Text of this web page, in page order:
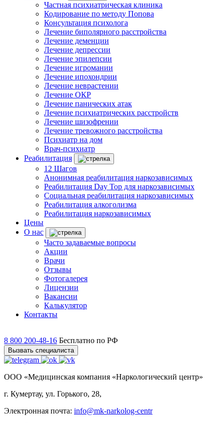
Частная психиатрическая клиника
Кодирование по методу Попова
Консультация психолога
Лечение биполярного расстройства
Лечение деменции
Лечение депрессии
Лечение эпилепсии
Лечение игромании
Лечение ипохондрии
Лечение неврастении
Лечение ОКР
Лечение панических атак
Лечение психиатрических расстройств
Лечение шизофрении
Лечение тревожного расстройства
Психиатр на дом
Врач-психиатр
Реабилитация
12 Шагов
Анонимная реабилитация наркозависимых
Реабилитация Day Top для наркозависимых
Социальная реабилитация наркозависимых
Реабилитация алкоголизма
Реабилитация наркозависимых
Цены
О нас
Часто задаваемые вопросы
Акции
Врачи
Отзывы
Фотогалерея
Лицензии
Вакансии
Калькулятор
Контакты
8 800 200-48-16 Бесплатно по РФ
Вызвать специалиста
ООО «Медицинская компания «Наркологический центр»
г. Кумертау, ул. Горького, 28,
Электронная почта: info@mk-narkolog-centr